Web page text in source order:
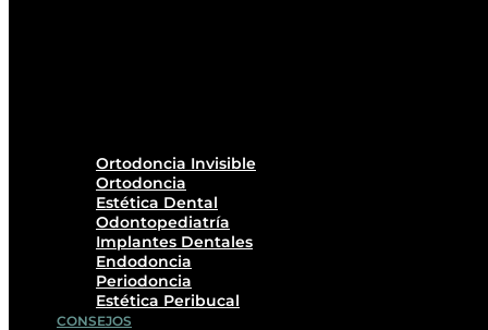
Ortodoncia Invisible
Ortodoncia
Estética Dental
Odontopediatría
Implantes Dentales
Endodoncia
Periodoncia
Estética Peribucal
CONSEJOS